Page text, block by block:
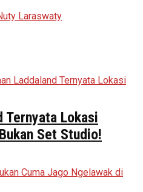
Ternyata Lokasi
Set Studio!